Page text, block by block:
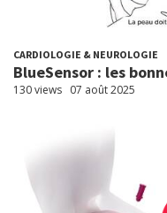
CARDIOLOGIE & NEUROLOGIE
BlueSensor : les
130 views 07 août 2025